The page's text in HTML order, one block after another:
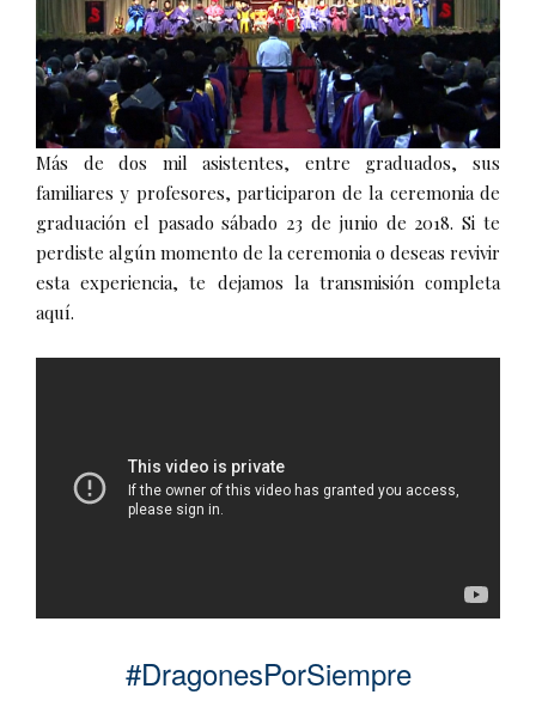
Más de dos mil asistentes, entre graduados, sus
familiares y profesores, participaron de la ceremonia de
graduación el pasado sábado 23 de junio de 2018. Si te
perdiste algún momento de la ceremonia o deseas revivir
esta experiencia, te dejamos la transmisión completa
aquí.
#DragonesPorSiempre